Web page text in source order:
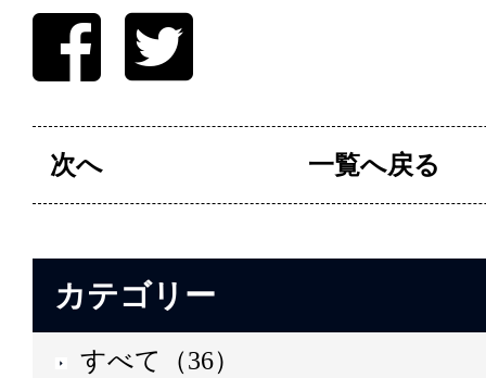
次へ 一覧へ戻る
カテゴリー
すべて（36）